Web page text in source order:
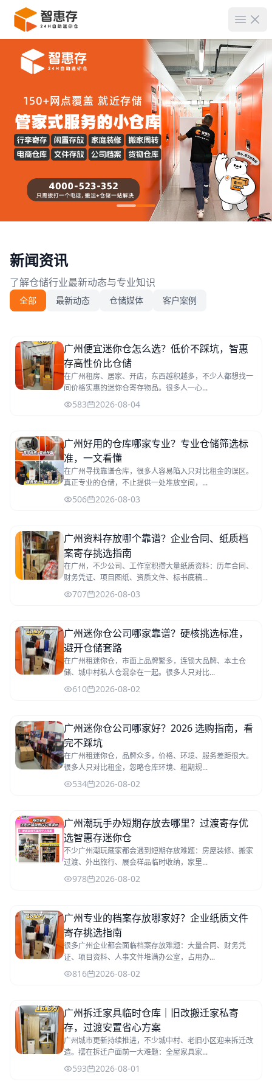
菜单
新闻资讯
了解仓储行业最新动态与专业知识
全部 最新动态 仓储媒体 客户案例
广州便宜迷你仓怎么选？低价不踩坑，智惠
存高性价比仓储
在广州租房、居家、开店，东西越积越多，不少人都想找一
间价格实惠的迷你仓寄存物品。很多人一心...
583 2026-08-04
广州好用的仓库哪家专业？专业仓储筛选标
准，一文看懂
在广州寻找靠谱仓库，很多人容易陷入只对比租金的误区。
真正专业的仓储，不止提供一处堆放空间，...
506 2026-08-03
广州资料存放哪个靠谱？企业合同、纸质档
案寄存挑选指南
在广州，不少公司、工作室积攒大量纸质资料：历年合同、
财务凭证、项目图纸、资质文件、标书底稿...
707 2026-08-03
广州迷你仓公司哪家靠谱？硬核挑选标准，
避开仓储套路
在广州租迷你仓，市面上品牌繁多，连锁大品牌、本土仓
储、城中村私人仓混杂在一起。很多人只对比...
610 2026-08-02
广州迷你仓公司哪家好？2026 选购指南，看
完不踩坑
在广州租迷你仓，品牌众多，价格、环境、服务差距很大。
很多人只对比租金，忽略仓库环境、租期规...
534 2026-08-02
广州潮玩手办短期存放去哪里？过渡寄存优
选智惠存迷你仓
不少广州潮玩藏家都会遇到短期存放难题：房屋装修、搬家
过渡、外出旅行、展会样品临时收纳，家里...
978 2026-08-02
广州专业的档案存放哪家好？企业纸质文件
寄存挑选指南
很多广州企业都会面临档案存放难题：大量合同、财务凭
证、项目资料、人事文件堆满办公室，占用办...
816 2026-08-02
广州拆迁家具临时仓库｜旧改搬迁家私寄
存，过渡安置省心方案
广州城市更新持续推进，不少城中村、老旧小区迎来拆迁改
造。摆在拆迁户面前一大难题：全屋家具家...
593 2026-08-01